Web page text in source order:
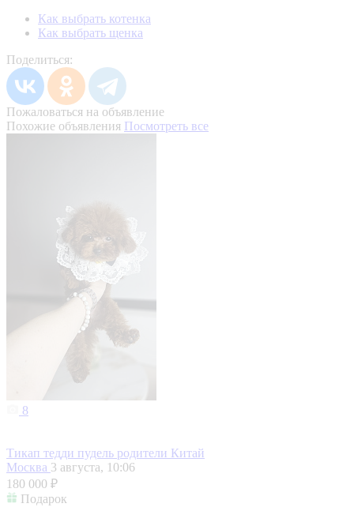
Как выбрать котенка
Как выбрать щенка
Поделиться:
Пожаловаться на объявление
Похожие объявления Посмотреть все
8
Тикап тедди пудель родители Китай
Москва 3 августа, 10:06
180 000 ₽
Подарок